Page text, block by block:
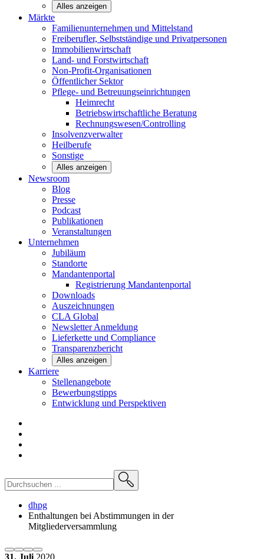
Alles anzeigen
Märkte
Familienunternehmen und Mittelstand
Freiberufler, Selbstständige und Privatpersonen
Immobilienwirtschaft
Land- und Forstwirtschaft
Non-Profit-Organisationen
Öffentlicher Sektor
Pflege- und Betreuungseinrichtungen
Heimrecht
Betriebswirtschaftliche Beratung
Rechnungswesen/Controlling
Insolvenzverwalter
Heilberufe
Sonstige
Alles anzeigen
Newsroom
Blog
Presse
Podcast
Publikationen
Veranstaltungen
Unternehmen
Jubiläum
Standorte
Mandantenportal
Registrierung Mandantenportal
Downloads
Auszeichnungen
CLA Global
NewsletterAnmeldung
Lieferkette und Compliance
Transparenzbericht
Alles anzeigen
Karriere
Stellenangebote
Bewerbungstipps
Entwicklung und Perspektiven
dhpg
Enthaltungen bei Abstimmungen in der
Mitgliederversammlung
31. Juli 2020